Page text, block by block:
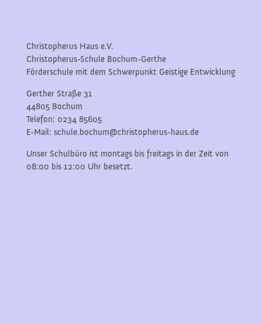
Christopherus Haus e.V.
Christopherus-Schule Bochum-Gerthe
Förderschule mit dem Schwerpunkt Geistige Entwicklung
Gerther Straße 31
44805 Bochum
Telefon: 0234 85605
E-Mail: schule.bochum@christopherus-haus.de
Unser Schulbüro ist montags bis freitags in der Zeit von
08:00 bis 12:00 Uhr besetzt.